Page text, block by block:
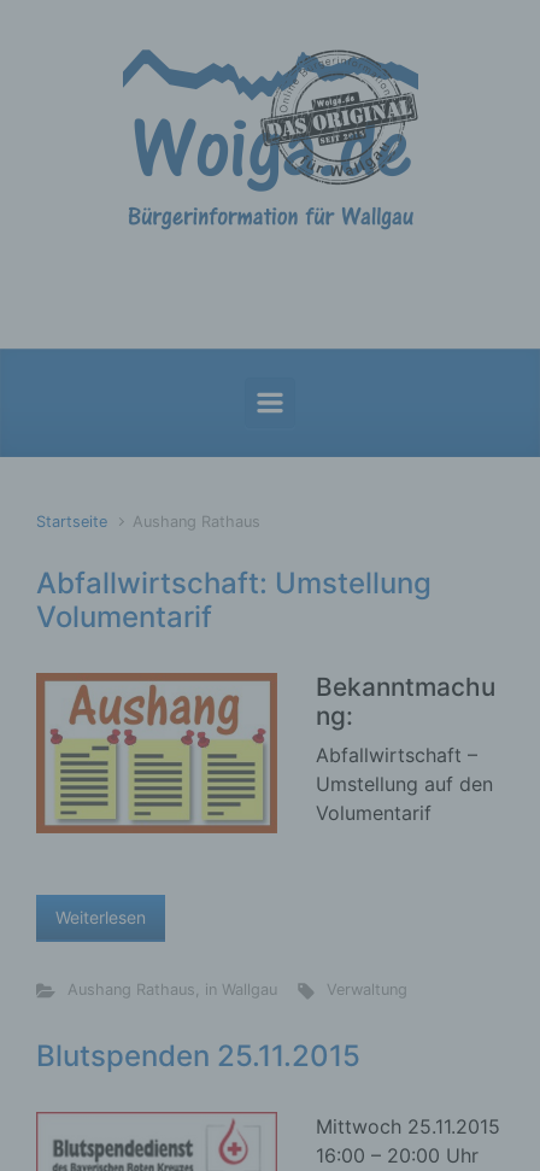
Startseite Aushang Rathaus
Abfallwirtschaft: Umstellung
Volumentarif
Bekanntmachu
ng:
Abfallwirtschaft –
Umstellung auf den
Volumentarif
Weiterlesen
Aushang Rathaus, in Wallgau Verwaltung
Blutspenden 25.11.2015
Mittwoch 25.11.2015
16:00 – 20:00 Uhr